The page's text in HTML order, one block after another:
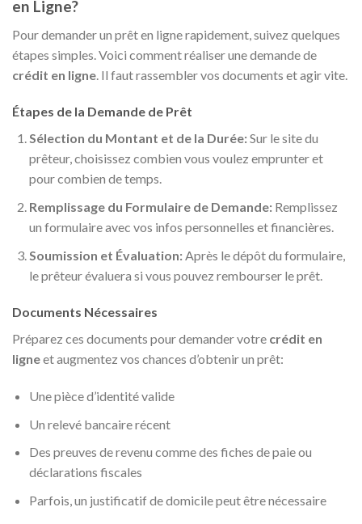
en Ligne?
Pour demander un prêt en ligne rapidement, suivez quelques
étapes simples. Voici comment réaliser une demande de
crédit en ligne . Il faut rassembler vos documents et agir vite.
Étapes de la Demande de Prêt
Sélection du Montant et de la Durée:Sur le site du
prêteur, choisissez combien vous voulez emprunter et
pour combien de temps.
Remplissage du Formulaire de Demande:Remplissez
un formulaire avec vos infos personnelles et financières.
Soumission et Évaluation:Après le dépôt du formulaire,
le prêteur évaluera si vous pouvez rembourser le prêt.
Documents Nécessaires
Préparez ces documents pour demander votre crédit en
ligneet augmentez vos chances d’obtenir un prêt:
Une pièce d’identité valide
Un relevé bancaire récent
Des preuves de revenu comme des fiches de paie ou
déclarations fiscales
Parfois, un justificatif de domicile peut être nécessaire